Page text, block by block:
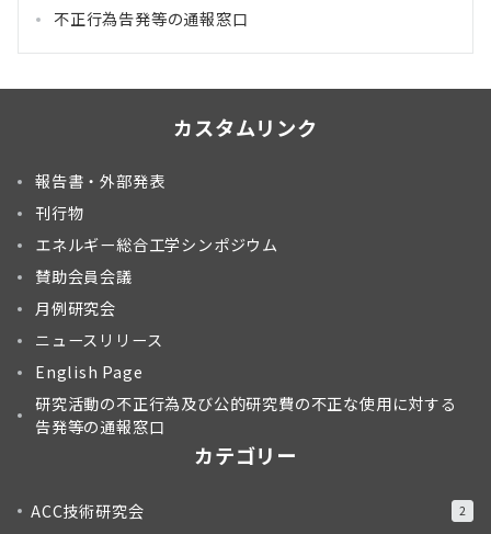
不正行為告発等の通報窓口
カスタムリンク
報告書・外部発表
刊行物
エネルギー総合工学シンポジウム
賛助会員会議
月例研究会
ニュースリリース
English Page
研究活動の不正行為及び公的研究費の不正な使用に対する
告発等の通報窓口
カテゴリー
ACC技術研究会 2